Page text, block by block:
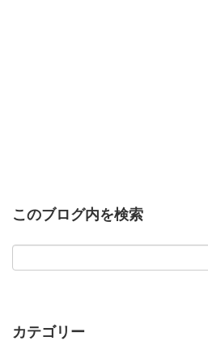
このブログ内を検索
カテゴリー